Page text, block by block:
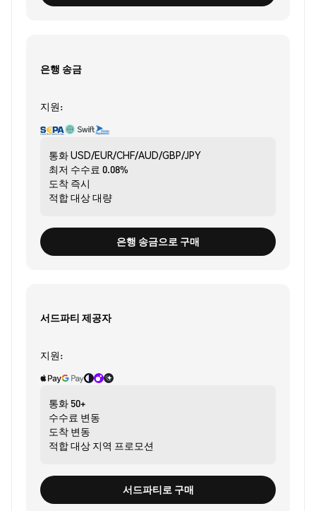
은행 송금
지원:
통화USD/EUR/CHF/AUD/GBP/JPY
최저 수수료 0.08%
도착 즉시
적합 대상대량
은행 송금으로 구매
서드파티 제공자
지원:
통화 50+
수수료 변동
도착 변동
적합 대상 지역 프로모션
서드파티로 구매